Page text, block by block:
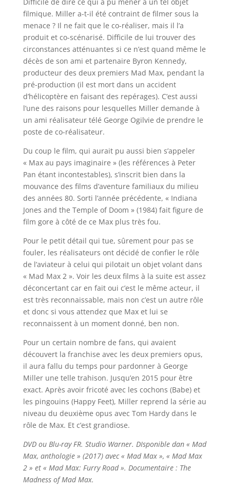
filmique. Miller a-t-il été contraint de filmer sous la
menace ? Il ne fait que le co-réaliser, mais il l’a
produit et co-scénarisé. Difficile de lui trouver des
circonstances atténuantes si ce n’est quand même le
décès de son ami et partenaire Byron Kennedy,
producteur des deux premiers Mad Max, pendant la
pré-production (il est mort dans un accident
d’hélicoptère en faisant des repérages). C’est aussi
l’une des raisons pour lesquelles Miller demande à
un ami réalisateur télé George Ogilvie de prendre le
poste de co-réalisateur.
Du coup le film, qui aurait pu aussi bien s’appeler
« Max au pays imaginaire » (les références à Peter
Pan étant incontestables), s’inscrit bien dans la
mouvance des films d’aventure familiaux du milieu
des années 80. Sorti l’année précédente, « Indiana
Jones and the Temple of Doom » (1984) fait figure de
film gore à côté de ce Max plus très fou.
Pour le petit détail qui tue, sûrement pour pas se
fouler, les réalisateurs ont décidé de confier le rôle
de l’aviateur à celui qui pilotait un objet volant dans
« Mad Max 2 ». Voir les deux films à la suite est assez
déconcertant car en fait oui c’est le même acteur, il
est très reconnaissable, mais non c’est un autre rôle
et donc si vous attendez que Max et lui se
reconnaissent à un moment donné, ben non.
Pour un certain nombre de fans, qui avaient
découvert la franchise avec les deux premiers opus,
il aura fallu du temps pour pardonner à George
Miller une telle trahison. Jusqu’en 2015 pour être
exact. Après avoir fricoté avec les cochons (Babe) et
les pingouins (Happy Feet), Miller reprend la série au
niveau du deuxième opus avec Tom Hardy dans le
rôle de Max. Et c’est grandiose.
DVD ou Blu-ray FR. Studio Warner. DIsponible dan « Mad
Max, anthologie » (2017) avec « Mad Max », « Mad Max
2 » et « Mad Max: Furry Road ». Documentaire : The
Madness of Mad Max.